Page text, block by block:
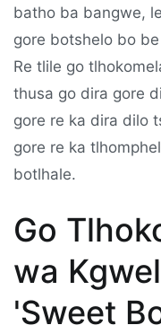
batho ba bangwe,
gore botshelo bo
Re tlile go
thusa go dira gore
gore re ka dira dilo
gore re ka
botlhale.
Go
wa
'Sweet